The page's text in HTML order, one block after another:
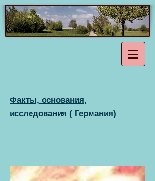
Факты, основания,
исследования ( Германия)